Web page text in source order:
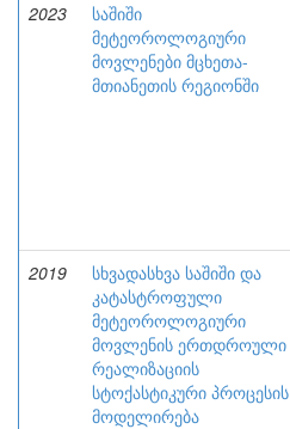
2023
საშიში
მეტეოროლოგიური
მოვლენები მცხეთა-
მთიანეთის რეგიონში
2019
სხვადასხვა საშიში და
კატასტროფული
მეტეოროლოგიური
მოვლენის ერთდროული
რეალიზაციის
სტოქასტიკური პროცესის
მოდელირება